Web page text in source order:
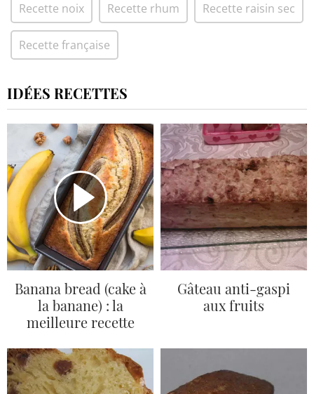
Recette noix Recette rhum Recette raisin sec
Recette française
IDÉES RECETTES
Banana bread (cake à
la banane) : la
meilleure recette
Gâteau anti-gaspi
aux fruits